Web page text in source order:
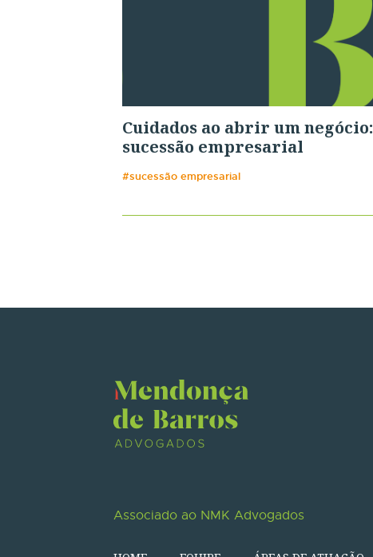
Cuidados ao abrir um negócio:
sucessão empresarial
#sucessão empresarial
Associado ao NMK Advogados